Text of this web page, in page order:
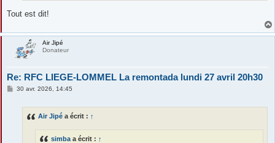
Tout est dit!
Air Jipé
Donateur
Re: RFC LIEGE-LOMMEL La remontada lundi 27 avril 20h30
M30 avr. 2026, 14:45
Air Jipé a écrit : ↑
simba a écrit : ↑